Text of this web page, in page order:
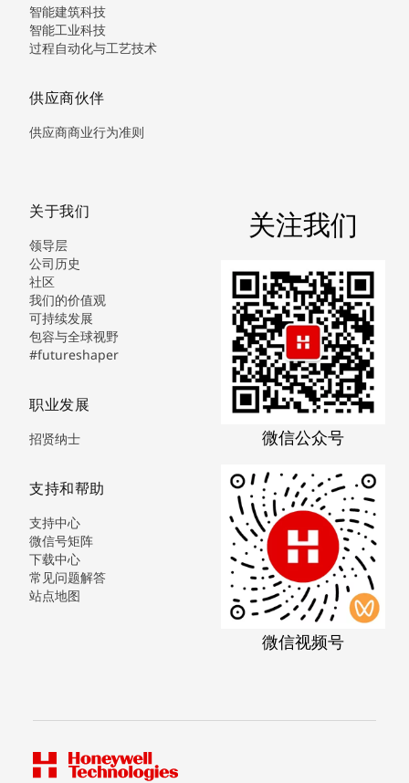
智能建筑科技
智能工业科技
过程自动化与工艺技术
供应商伙伴
供应商商业行为准则
关于我们
领导层
公司历史
社区
我们的价值观
可持续发展
包容与全球视野
#futureshaper
职业发展
招贤纳士
支持和帮助
支持中心
微信号矩阵
下载中心
常见问题解答
站点地图
关注我们
微信公众号
微信视频号